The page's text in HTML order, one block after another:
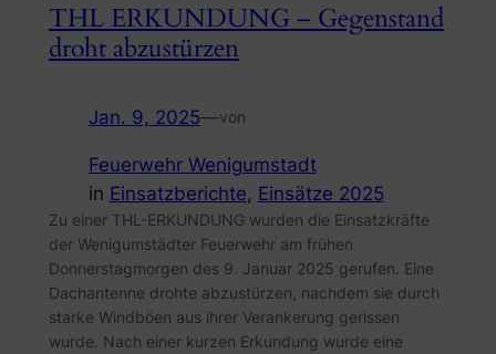
THL ERKUNDUNG – Gegenstand
droht abzustürzen
Jan. 9, 2025—von
Feuerwehr Wenigumstadt
in Einsatzberichte, Einsätze 2025
Zu einer THL-ERKUNDUNG wurden die Einsatzkräfte
der Wenigumstädter Feuerwehr am frühen
Donnerstagmorgen des 9. Januar 2025 gerufen. Eine
Dachantenne drohte abzustürzen, nachdem sie durch
starke Windböen aus ihrer Verankerung gerissen
wurde. Nach einer kurzen Erkundung wurde eine